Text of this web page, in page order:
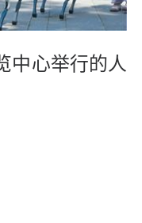
中心举行的人